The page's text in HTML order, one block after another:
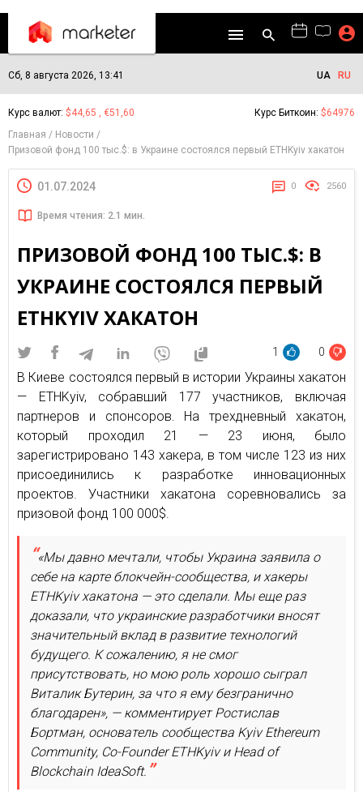
Сб, 8 августа 2026, 13:41 UA RU
Курс валют: $44,65 , €51,60 Курс Биткоин: $64976
Главная
Новости
Призовой фонд 100 тыс.$: в Украине состоялся первый ETHKyiv хакатон
01.07.2024 0 2560
Время чтения: 2.1 мин.
ПРИЗОВОЙ ФОНД 100 ТЫС.$: В
УКРАИНЕ СОСТОЯЛСЯ ПЕРВЫЙ
ETHKYIV ХАКАТОН
1 0
В Киеве состоялся первый в истории Украины хакатон
— ETHKyiv, собравший 177 участников, включая
партнеров и спонсоров. На трехдневный хакатон,
который проходил 21 — 23 июня, было
зарегистрировано 143 хакера, в том числе 123 из них
присоединились к разработке инновационных
проектов. Участники хакатона соревновались за
призовой фонд 100 000$.
«Мы давно мечтали, чтобы Украина заявила о
себе на карте блокчейн-сообщества, и хакеры
ETHKyiv хакатона — это сделали. Мы еще раз
доказали, что украинские разработчики вносят
значительный вклад в развитие технологий
будущего. К сожалению, я не смог
присутствовать, но мою роль хорошо сыграл
Виталик Бутерин, за что я ему безгранично
благодарен», — комментирует Ростислав
Бортман, основатель сообщества Kyiv Ethereum
Community, Co-Founder ETHKyiv и Head of
Blockchain IdeaSoft.